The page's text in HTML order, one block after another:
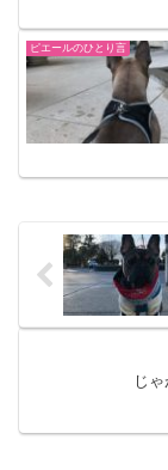
ピエールのひとり言
じ